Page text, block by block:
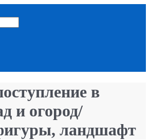
в
и огород/
ландшафт